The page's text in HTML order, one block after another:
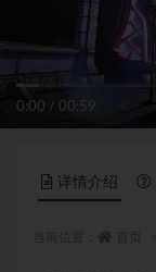
0:00 / 00:59
详情介绍